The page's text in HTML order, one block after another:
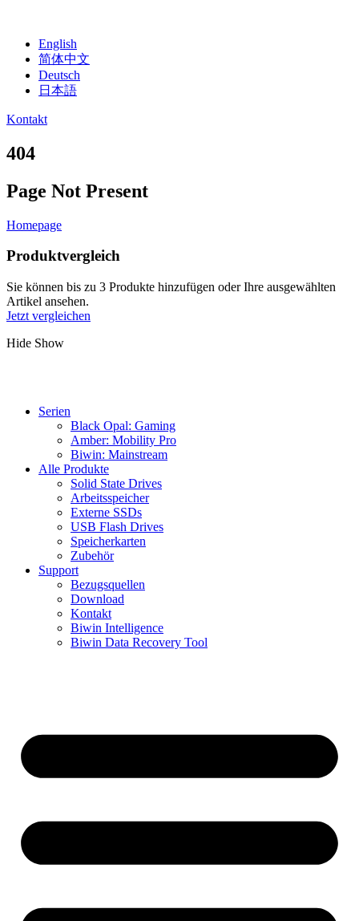
English
简体中文
Deutsch
日本語
Kontakt
404
Page Not Present
Homepage
Produktvergleich
Sie können bis zu 3 Produkte hinzufügen oder Ihre ausgewählten
Artikel ansehen.
Jetzt vergleichen
Hide Show
Serien
Black Opal: Gaming
Amber: Mobility Pro
Biwin: Mainstream
Alle Produkte
Solid State Drives
Arbeitsspeicher
Externe SSDs
USB Flash Drives
Speicherkarten
Zubehör
Support
Bezugsquellen
Download
Kontakt
Biwin Intelligence
Biwin Data Recovery Tool